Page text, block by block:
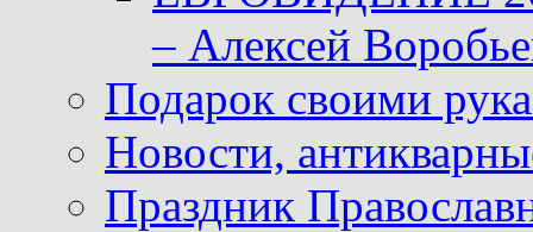
– Алексей
Подарок своими
Новости,
Праздник